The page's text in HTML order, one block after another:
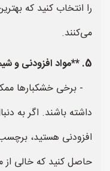
را انتخاب کنید که
می‌کنند.
5. **مواد افزودنی و شیمیایی:**
- برخی خشکبارها
داشته باشند. اگر به
افزودنی هستید،
حاصل کنید که خالی